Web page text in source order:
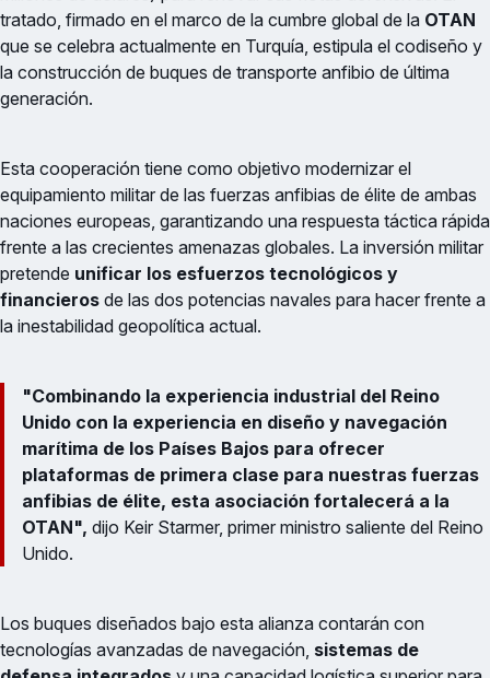
tratado, firmado en el marco de la cumbre global de la OTAN
que se celebra actualmente en Turquía, estipula el codiseño y
la construcción de buques de transporte anfibio de última
generación.
Esta cooperación tiene como objetivo modernizar el
equipamiento militar de las fuerzas anfibias de élite de ambas
naciones europeas, garantizando una respuesta táctica rápida
frente a las crecientes amenazas globales. La inversión militar
pretende unificar los esfuerzos tecnológicos y
financieros de las dos potencias navales para hacer frente a
la inestabilidad geopolítica actual.
"Combinando la experiencia industrial del Reino
Unido con la experiencia en diseño y navegación
marítima de los Países Bajos para ofrecer
plataformas de primera clase para nuestras fuerzas
anfibias de élite, esta asociación fortalecerá a la
OTAN", dijo Keir Starmer, primer ministro saliente del Reino
Unido.
Los buques diseñados bajo esta alianza contarán con
tecnologías avanzadas de navegación, sistemas de